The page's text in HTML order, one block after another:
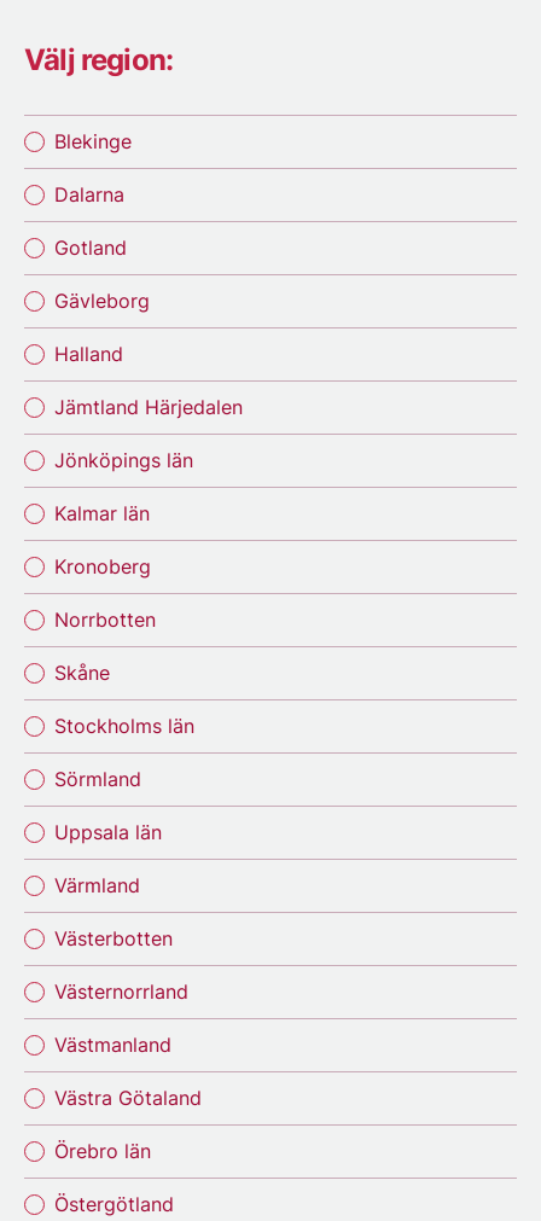
Välj region:
Blekinge
Dalarna
Gotland
Gävleborg
Halland
Jämtland Härjedalen
Jönköpings län
Kalmar län
Kronoberg
Norrbotten
Skåne
Stockholms län
Sörmland
Uppsala län
Värmland
Västerbotten
Västernorrland
Västmanland
Västra Götaland
Örebro län
Östergötland